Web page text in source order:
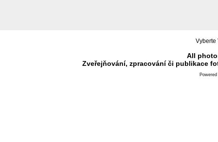
Vyberte
All
Zveřejňování, zpracování či publikace